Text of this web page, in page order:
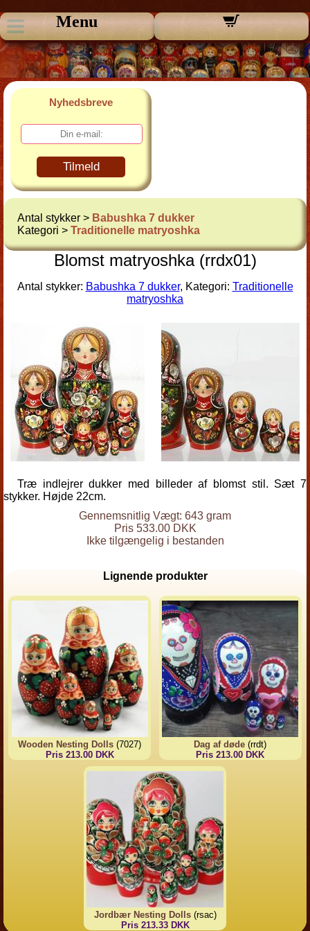
Menu
Nyhedsbreve
Tilmeld
Antal stykker > Babushka 7 dukker
Kategori > Traditionelle matryoshka
Blomst matryoshka (rrdx01)
Antal stykker: Babushka 7 dukker, Kategori: Traditionelle
matryoshka
Træ indlejrer dukker med billeder af blomst stil. Sæt 7
stykker. Højde 22cm.
Gennemsnitlig Vægt: 643 gram
Pris 533.00 DKK
Ikke tilgængelig i bestanden
Lignende produkter
Wooden Nesting Dolls (7027)
Pris 213.00 DKK
Dag af døde (rrdt)
Pris 213.00 DKK
Jordbær Nesting Dolls(rsac)
Pris 213.33 DKK